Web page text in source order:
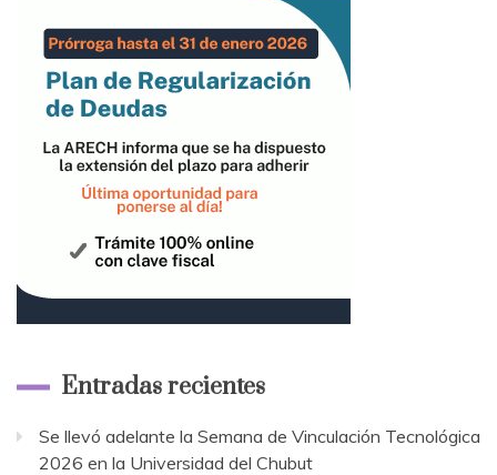
Entradas recientes
Se llevó adelante la Semana de Vinculación Tecnológica
2026 en la Universidad del Chubut